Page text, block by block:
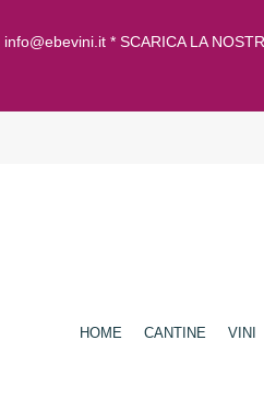
info@ebevini.it * SCARICA LA
HOME CANTINE VINI